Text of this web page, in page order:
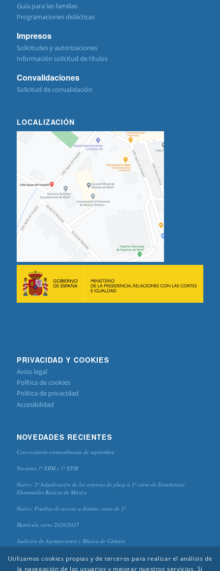
Guía para las familias
Programaciones didácticas
Impresos
Solicitudes y autorizaciones
Información solicitud de títulos
Convalidaciones
Solicitud de convalidación
LOCALIZACIÓN
PRIVACIDAD Y COOKIES
Aviso legal
Política de cookies
Política de privacidad
Accesibilidad
NOVEDADES RECIENTES
Convocatoria extraordinaria de septiembre
Vacantes 1º EBM y 1º EPM
Nuevo: 2º Adjudicación de las reservas de plaza a 1º curso de Enseñanzas
Elementales Básicas de Música
Nuevo: Pruebas de acceso a distinto curso de 1º
Matrícula curso 2026/2027
Audición de Agrupaciones y Música de Cámara
Utilizamos cookies propias y de terceros para realizar el análisis de
la navegación de los usuarios y mejorar nuestros servicios. Si